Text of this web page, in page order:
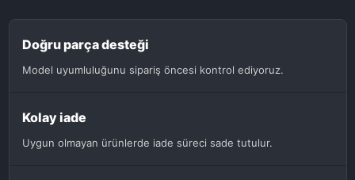
Doğru parça desteği
Model uyumluluğunu sipariş öncesi kontrol ediyoruz.
Kolay iade
Uygun olmayan ürünlerde iade süreci sade tutulur.